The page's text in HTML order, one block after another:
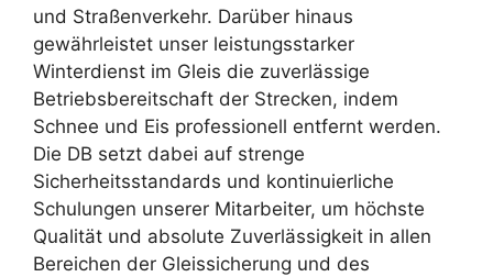
und Straßenverkehr. Darüber hinaus
gewährleistet unser leistungsstarker
Winterdienst im Gleis die zuverlässige
Betriebsbereitschaft der Strecken, indem
Schnee und Eis professionell entfernt werden.
Die DB setzt dabei auf strenge
Sicherheitsstandards und kontinuierliche
Schulungen unserer Mitarbeiter, um höchste
Qualität und absolute Zuverlässigkeit in allen
Bereichen der Gleissicherung und des